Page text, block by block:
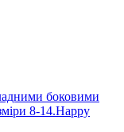
боковими
8-14.Happy